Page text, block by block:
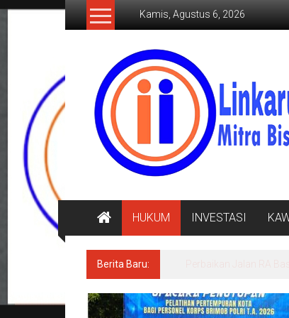
Lompat
Kamis, Agustus 6, 2026
LINKARUTAMA.COM
Mitra
Bisnis
Terpercaya
HUKUM INVESTASI
Berita Baru: